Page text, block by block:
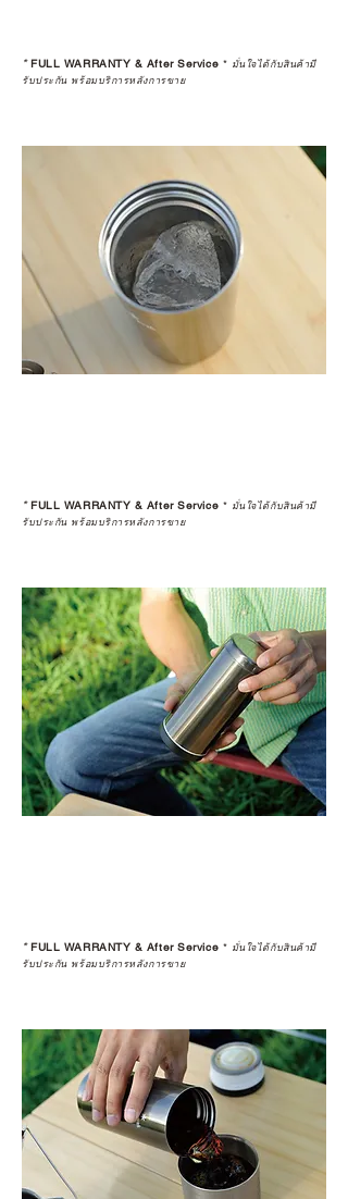
*FULL WARRANTY & After Service * มั่นใจได้กับสินค้ามี
รับประกัน พร้อมบริการหลังการขาย
*FULL WARRANTY & After Service * มั่นใจได้กับสินค้ามี
รับประกัน พร้อมบริการหลังการขาย
*FULL WARRANTY & After Service * มั่นใจได้กับสินค้ามี
รับประกัน พร้อมบริการหลังการขาย